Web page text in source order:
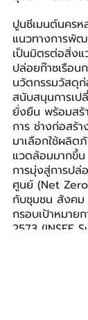
ปูนซีเมนต์นครห
แนวทางการพั
เป็นมิตรต่อสิ่ง
ปล่อยก๊าซเรือ
นวัตกรรมวัสดุ
สนับสนุนการเป
ยั่งยืน พร้อมสร้
การ ช่างก่อสร้
มาเลือกใช้ผลิ
แวดล้อมมากขึ้
การมุ่งสู่การปล่
ศูนย์ (Net
กับชุมชน สังคม
กรอบเป้าหมา
2573 (INSEE